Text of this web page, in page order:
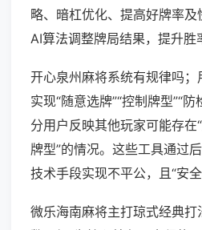
略、暗杠优化、提高好牌率
AI算法调整牌局结果，提升胜
开心泉州麻将系统有规律吗
实现“随意选牌”“控制牌型”“
分用户反映其他玩家可能存在
牌型”的情况。这些工具通过
技术手段实现不平公，且“安全
微乐海南麻将主打琼式经典打